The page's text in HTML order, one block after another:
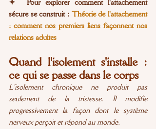
✦  Pour explorer comment l'attachement
sécure se construit : Théorie de l'attachement
: comment nos premiers liens façonnent nos
relations adultes
Quand l'isolement s'installe :
ce qui se passe dans le corps
L'isolement chronique ne produit pas
seulement de la tristesse. Il modifie
progressivement la façon dont le système
nerveux perçoit et répond au monde.